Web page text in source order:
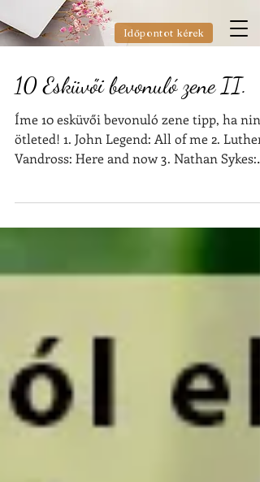
Időpontot kérek
10 Esküvői bevonuló zene II.
Íme 10 esküvői bevonuló zene tipp, ha
ötleted! 1. John Legend: All of me 2. Luther
Vandross: Here and now 3. Nathan Sykes: